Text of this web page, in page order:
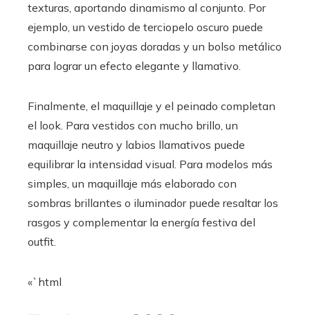
texturas, aportando dinamismo al conjunto. Por
ejemplo, un vestido de terciopelo oscuro puede
combinarse con joyas doradas y un bolso metálico
para lograr un efecto elegante y llamativo.
Finalmente, el maquillaje y el peinado completan
el look. Para vestidos con mucho brillo, un
maquillaje neutro y labios llamativos puede
equilibrar la intensidad visual. Para modelos más
simples, un maquillaje más elaborado con
sombras brillantes o iluminador puede resaltar los
rasgos y complementar la energía festiva del
outfit.
«`html